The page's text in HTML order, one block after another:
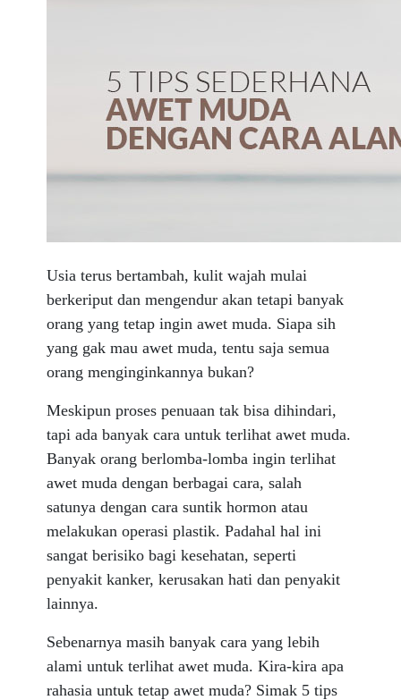
Usia terus bertambah, kulit wajah mulai
berkeriput dan mengendur akan tetapi banyak
orang yang tetap ingin awet muda. Siapa sih
yang gak mau awet muda, tentu saja semua
orang menginginkannya bukan?
Meskipun proses penuaan tak bisa dihindari,
tapi ada banyak cara untuk terlihat awet muda.
Banyak orang berlomba-lomba ingin terlihat
awet muda dengan berbagai cara, salah
satunya dengan cara suntik hormon atau
melakukan operasi plastik. Padahal hal ini
sangat berisiko bagi kesehatan, seperti
penyakit kanker, kerusakan hati dan penyakit
lainnya.
Sebenarnya masih banyak cara yang lebih
alami untuk terlihat awet muda. Kira-kira apa
rahasia untuk tetap awet muda? Simak 5 tips